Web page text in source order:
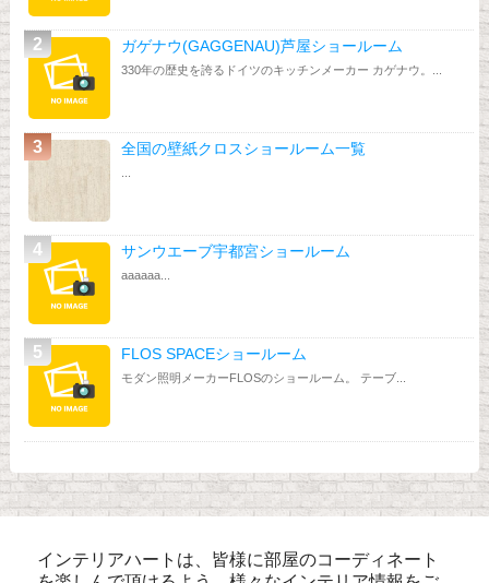
ガゲナウ(GAGGENAU)芦屋ショールーム
330年の歴史を誇るドイツのキッチンメーカー カゲナウ。...
全国の壁紙クロスショールーム一覧
サンウエーブ宇都宮ショールーム
aaaaaa...
FLOS SPACEショールーム
モダン照明メーカーFLOSのショールーム。 テーブ...
インテリアハートは、皆様に部屋のコーディネート